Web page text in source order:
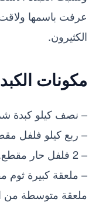
عرفت باسمها
الكثيرون.
مكونات
– نصف كيلو كبدة
– ربع كيلو فلفل
– 2 فلفل حار مقطع.
– ملعقة كبيرة ثوم
ملعقة متوسطة من